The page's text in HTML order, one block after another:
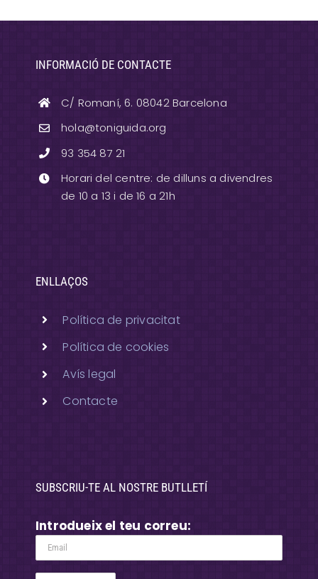
INFORMACIÓ DE CONTACTE
C/ Romaní, 6. 08042 Barcelona
hola@toniguida.org
93 354 87 21
Horari del centre: de dilluns a divendres
de 10 a 13 i de 16 a 21h
ENLLAÇOS
Política de privacitat
Política de cookies
Avís legal
Contacte
SUBSCRIU-TE AL NOSTRE BUTLLETÍ
Introdueix el teu correu: